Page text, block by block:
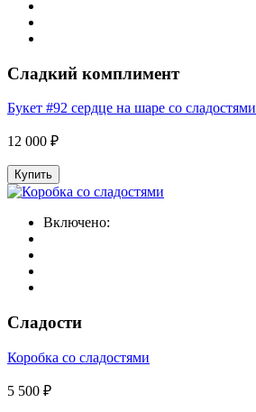
Сладкий комплимент
Букет #92 сердце на шаре со сладостями
12 000 ₽
Купить
Включено:
Сладости
Коробка со сладостями
5 500 ₽